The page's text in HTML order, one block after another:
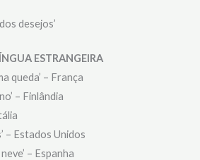
desejos’
ESTRANGEIRA
queda’ – França
– Finlândia
– Estados Unidos
– Espanha